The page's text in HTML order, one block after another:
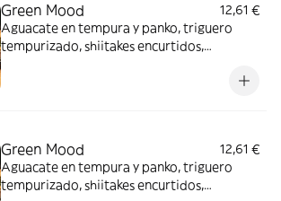
Green Mood
12,61 €
Aguacate en tempura y panko, triguero
tempurizado, shiitakes encurtidos,
Green Mood
12,61 €
Aguacate en tempura y panko, triguero
tempurizado, shiitakes encurtidos,